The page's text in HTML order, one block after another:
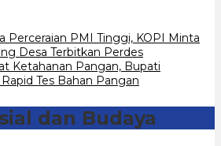
Perceraian PMI Tinggi, KOPI Minta
Desa Terbitkan Perdes
Ketahanan Pangan, Bupati
Tes Bahan Pangan
dan Budaya